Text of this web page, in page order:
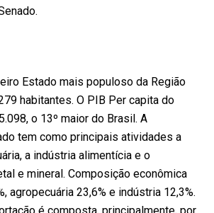
Estado mais populoso da Região
habitantes. O PIB Per capita do
o 13º maior do Brasil. A
tem como principais atividades a
a indústria alimentícia e o
e mineral. Composição econômica
agropecuária 23,6% e indústria 12,3%.